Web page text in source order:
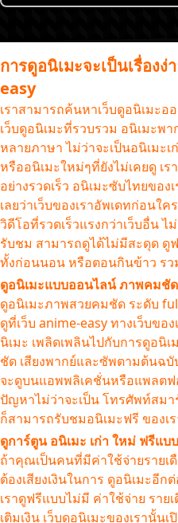
การดูอนิเมะจะเป็นเรื่อ
easy
เราสามารถค้นหาเว็บดูอนิเมะอ
เว็บดูอนิเมะที่รวบรวม อนิเมะพ
หลายภาษา ไม่ว่าจะเป็นอนิเมะ
หรืออนิเมะใหม่ๆที่ยังไม่เคยดู เ
อย่างรวดเร็ว อนิเมะซับไทยขอ
เลยว่าเว็บของเราอัพเดทก่อนใ
วิดีโอที่รวดเร็วแรงกว่าเว็บอื่น
รับชม สามารถดูได้ไม่มีสะดุด ดู
ทั้งก่อนนอน หรือตอนกินข้าว รว
ดูอนิเมะแบบออนไลน์ ภาพคมชั
ดูอนิเมะภาพสวยคมชัด ระดับ
ดูที่เว็บ anime-easy ทางเว็บข
นิเมะ เพลิดเพลินไปกับการดูอนิ
ชัด เสียงพากย์และซัพตามต้นฉ
จะดูบนแอพพลิเคชั่นหรือแพลต
ปัญหาไม่ว่าจะเป็น โทรศัพท์สม
ก็สามารถรับชมอนิเมะฟรี ของเ
ดูการ์ตูน อนิเมะ เก่า ใหม่ ฟรีแบ
ถ้าคุณเป็นคนที่มีค่าใช้จ่ายรายเ
ต้องเสียงเงินในการ ดูอนิเมะอีก
เราดูฟรีแบบไม่มี ค่าใช้จ่าย รา
เติมเงิน เว็บดูอนิเมะของเรานั้น